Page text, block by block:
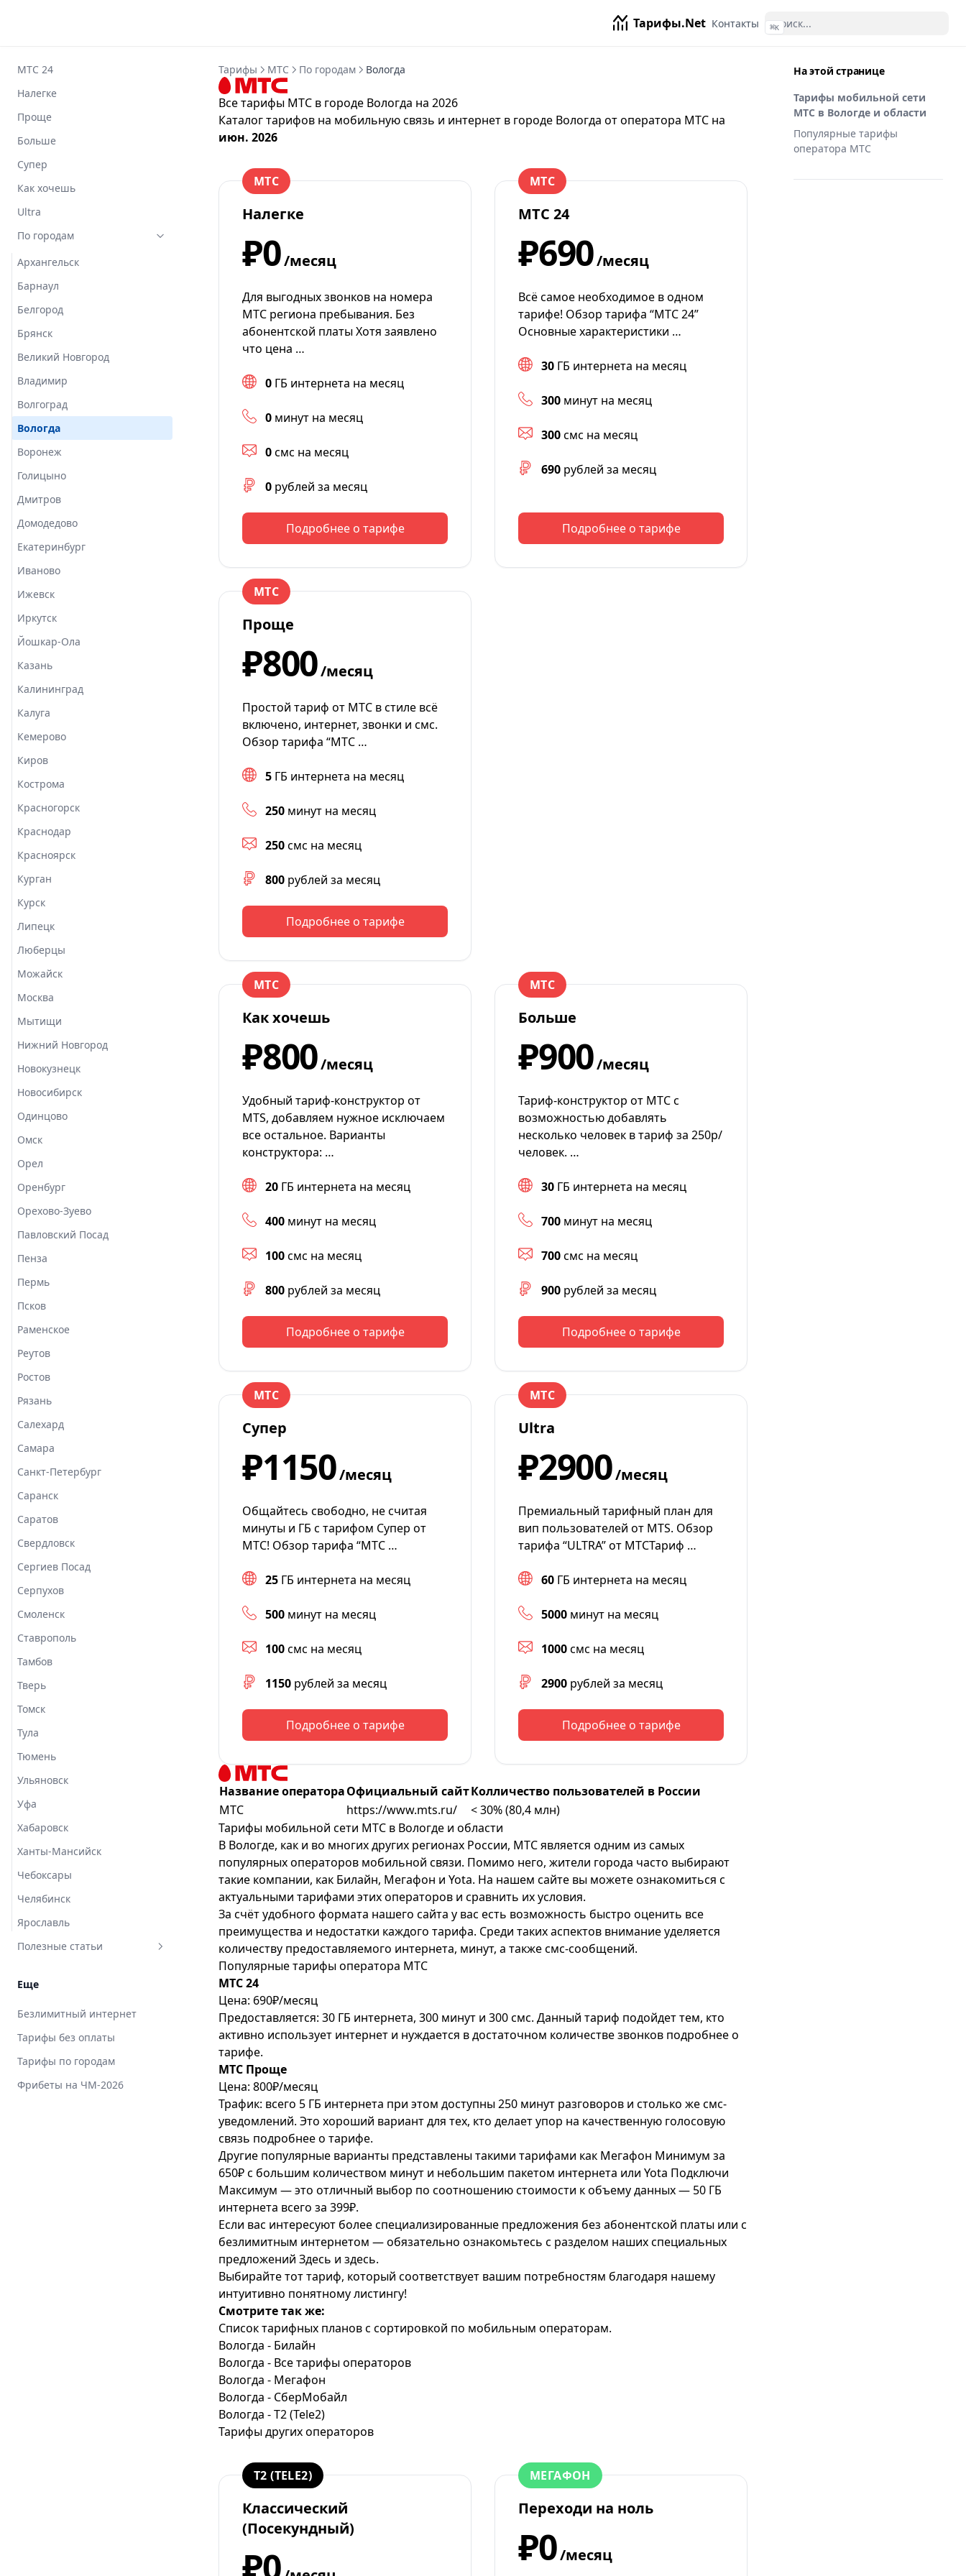
Тарифы.Net Контакты ⌘K
МТС 24
Налегке
Проще
Больше
Супер
Как хочешь
Ultra
По городам
Архангельск
Барнаул
Белгород
Брянск
Великий Новгород
Владимир
Волгоград
Вологда
Воронеж
Голицыно
Дмитров
Домодедово
Екатеринбург
Иваново
Ижевск
Иркутск
Йошкар-Ола
Казань
Калининград
Калуга
Кемерово
Киров
Кострома
Красногорск
Краснодар
Красноярск
Курган
Курск
Липецк
Люберцы
Можайск
Москва
Мытищи
Нижний Новгород
Новокузнецк
Новосибирск
Одинцово
Омск
Орел
Оренбург
Орехово-Зуево
Павловский Посад
Пенза
Пермь
Псков
Раменское
Реутов
Ростов
Рязань
Салехард
Самара
Санкт-Петербург
Саранск
Саратов
Свердловск
Сергиев Посад
Серпухов
Смоленск
Ставрополь
Тамбов
Тверь
Томск
Тула
Тюмень
Ульяновск
Уфа
Хабаровск
Ханты-Мансийск
Чебоксары
Челябинск
Ярославль
Полезные статьи
подробное описание сервиса
Безлимитный интернет МТС
без ограничений по скорости
и трафику
Вывод денег с МТС на карту
Детализация звонков МТС
Еще
Безлимитный интернет
Тарифы без оплаты
Тарифы по городам
Фрибеты на ЧМ-2026
На этой странице
Тарифы мобильной сети
МТС в Вологде и области
Популярные тарифы
оператора МТС
Тарифы МТС По городам Вологда
Все тарифы МТС в городе Вологда на 2026
Каталог тарифов на мобильную связь и интернет в городе Вологда отоператора МТС на
июн. 2026
МТС
Налегке
₽0/месяц
Для выгодных звонков на номера
МТС региона пребывания. Без
абонентской платы Хотя заявлено
что цена …
0 ГБ интернета на месяц
0 минут на месяц
0смс на месяц
0 рублей за месяц
Подробнее о тарифе
МТС
МТС 24
₽690/месяц
Всё самое необходимое в одном
тарифе! Обзор тарифа “МТС 24”
Основные характеристики …
30 ГБ интернета на месяц
300 минут на месяц
300смс на месяц
690 рублей за месяц
Подробнее о тарифе
МТС
Проще
₽800/месяц
Простой тариф от МТС в стиле всё
включено, интернет, звонки и смс.
Обзор тарифа “МТС …
5 ГБ интернета на месяц
250 минут на месяц
250смс на месяц
800 рублей за месяц
Подробнее о тарифе
МТС
Как хочешь
₽800/месяц
Удобный тариф-конструктор от
MTS, добавляем нужное исключаем
все остальное. Варианты
конструктора: …
20 ГБ интернета на месяц
400 минут на месяц
100смс на месяц
800 рублей за месяц
Подробнее о тарифе
МТС
Больше
₽900/месяц
Тариф-конструктор от МТС с
возможностью добавлять
несколько человек в тариф за 250р/
человек. …
30 ГБ интернета на месяц
700 минут на месяц
700смс на месяц
900 рублей за месяц
Подробнее о тарифе
МТС
Супер
₽1150/месяц
Общайтесь свободно, не считая
минуты и ГБ с тарифом Супер от
МТС! Обзор тарифа “МТС …
25 ГБ интернета на месяц
500 минут на месяц
100смс на месяц
1150 рублей за месяц
Подробнее о тарифе
МТС
Ultra
₽2900/месяц
Премиальный тарифный план для
вип пользователей от MTS. Обзор
тарифа “ULTRA” от МТСТариф …
60 ГБ интернета на месяц
5000 минут на месяц
1000смс на месяц
2900 рублей за месяц
Подробнее о тарифе
Название оператораОфициальный сайтКолличество пользователей в России
МТС
https://www.mts.ru/
< 30% (80,4 млн)
Тарифы мобильной сети МТС в Вологде и области
В Вологде, как и во многих других регионах России, МТС является одним из самых
популярных операторов мобильной связи. Помимо него, жители города часто выбирают
такие компании, как Билайн, Мегафон и Yota. На нашем сайте вы можете ознакомиться с
актуальными тарифами этих операторов и сравнить их условия.
За счёт удобного формата нашего сайта у вас есть возможность быстро оценить все
преимущества и недостатки каждого тарифа. Среди таких аспектов внимание уделяется
количеству предоставляемого интернета, минут, а также смс-сообщений.
Популярные тарифы оператора МТС
МТС 24
Цена: 690₽/месяц
Предоставляется: 30 ГБ интернета, 300 минут и 300 смс. Данный тариф подойдет тем, кто
активно использует интернет и нуждается в достаточном количестве звонков подробнее о
тарифе.
МТС Проще
Цена: 800₽/месяц
Трафик: всего 5 ГБ интернета при этом доступны 250 минут разговоров и столько же смс-
уведомлений. Это хороший вариант для тех, кто делает упор на качественную голосовую
связь подробнее о тарифе.
Другие популярные варианты представлены такими тарифами как Мегафон Минимум за
650₽ с большим количеством минут и небольшим пакетом интернета или Yota Подключи
Максимум — это отличный выбор по соотношению стоимости к объему данных — 50 ГБ
интернета всего за 399₽.
Если вас интересуют более специализированные предложения без абонентской платы или с
безлимитным интернетом — обязательно ознакомьтесь с разделом наших специальных
предложений Здесь и здесь.
Выбирайте тот тариф, который соответствует вашим потребностям благодаря нашему
интуитивно понятному листингу!
Смотрите так же:
Список тарифных планов с сортировкой по мобильным операторам.
Вологда - Билайн
Вологда - Все тарифы операторов
Вологда - Мегафон
Вологда - СберМобайл
Вологда - T2 (Tele2)
Тарифы других операторов
T2 (TELE2)
Классический
(Посекундный)
МЕГАФОН
Переходи на ноль
₽0/месяц